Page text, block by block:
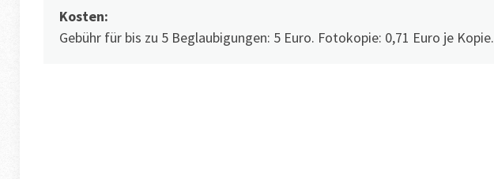
Kosten:
Gebühr für bis zu 5 Beglaubigungen: 5 Euro. Fotokopie: 0,71 Euro je Kopie.